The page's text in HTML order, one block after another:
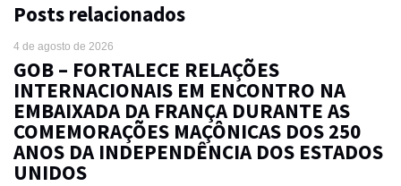
Posts relacionados
4 de agosto de 2026
GOB – FORTALECE RELAÇÕES
INTERNACIONAIS EM ENCONTRO NA
EMBAIXADA DA FRANÇA DURANTE AS
COMEMORAÇÕES MAÇÔNICAS DOS 250
ANOS DA INDEPENDÊNCIA DOS ESTADOS
UNIDOS